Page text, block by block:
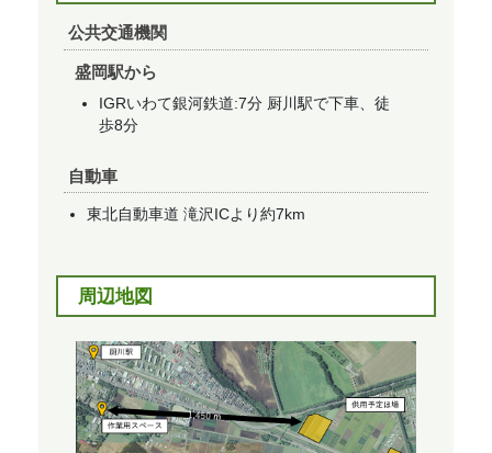
公共交通機関
盛岡駅から
IGRいわて銀河鉄道:7分 厨川駅で下車、徒
歩8分
自動車
東北自動車道 滝沢ICより約7km
周辺地図